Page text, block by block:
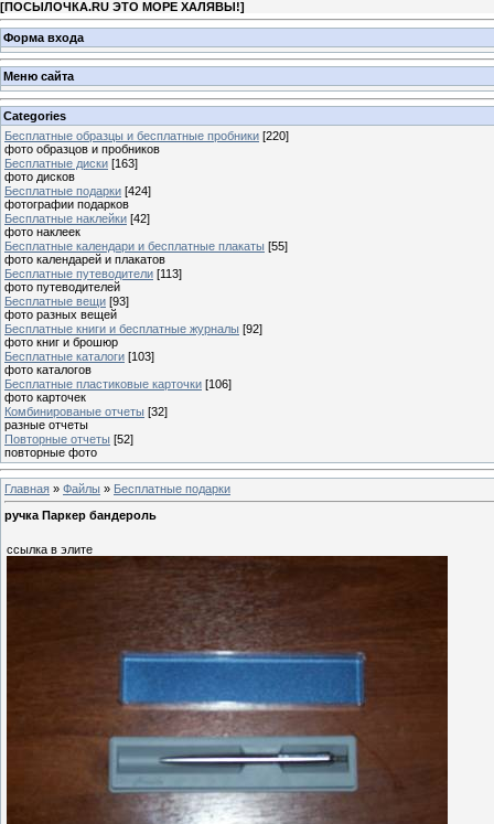
[ПОСЫЛОЧКА.RU ЭТО МОРЕ ХАЛЯВЫ!]
Форма входа
Меню сайта
Categories
Бесплатные образцы и бесплатные пробники [220]
фото образцов и пробников
Бесплатные диски [163]
фото дисков
Бесплатные подарки [424]
фотографии подарков
Бесплатные наклейки [42]
фото наклеек
Бесплатные календари и бесплатные плакаты [55]
фото календарей и плакатов
Бесплатные путеводители [113]
фото путеводителей
Бесплатные вещи [93]
фото разных вещей
Бесплатные книги и бесплатные журналы [92]
фото книг и брошюр
Бесплатные каталоги [103]
фото каталогов
Бесплатные пластиковые карточки [106]
фото карточек
Комбинированые отчеты [32]
разные отчеты
Повторные отчеты [52]
повторные фото
Главная » Файлы » Бесплатные подарки
ручка Паркер бандероль
ссылка в элите